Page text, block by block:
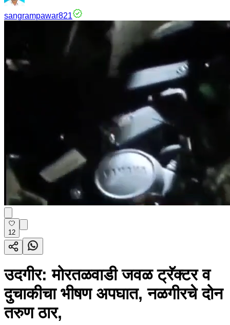
sangrampawar821
12
उदगीर: मोरतळवाडी जवळ ट्रॅक्टर व
दुचाकीचा भीषण अपघात, नळगीरचे दोन
तरुण ठार,